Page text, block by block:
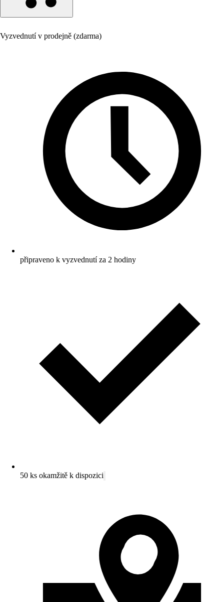
Vyzvednutí v prodejně (zdarma)
připraveno k vyzvednutí za 2 hodiny
50 ks okamžitě k dispozici